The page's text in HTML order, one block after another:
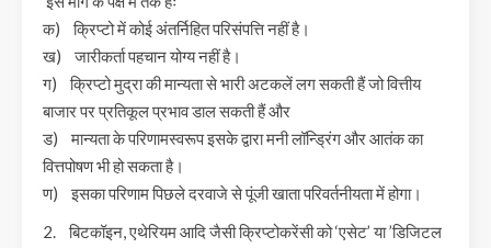
क) क्रिप्टो में कोई अंतर्निहित परिसंपत्ति नहीं है।
ख) जारीकर्ता पहचान योग्य नहीं है।
ग) क्रिप्टो मुद्रा की मान्यता से भारी अटकलें लग सकती हैं जो वित्तीय
बाजार पर प्रतिकूल प्रभाव डाल सकती हैं और
ड) मान्यता के परिणामस्वरूप इसके द्वारा मनी लॉन्ड्रिंग और आतंक का
वित्तपोषण भी हो सकता है।
ण) इसका परिणाम पिछले दरवाजे से पूंजी खाता परिवर्तनीयता में होगा।
2. बिटकॉइन, एथेरियम आदि जैसी क्रिप्टोकरेंसी को ‘एसेट’ या ’डिजिटल